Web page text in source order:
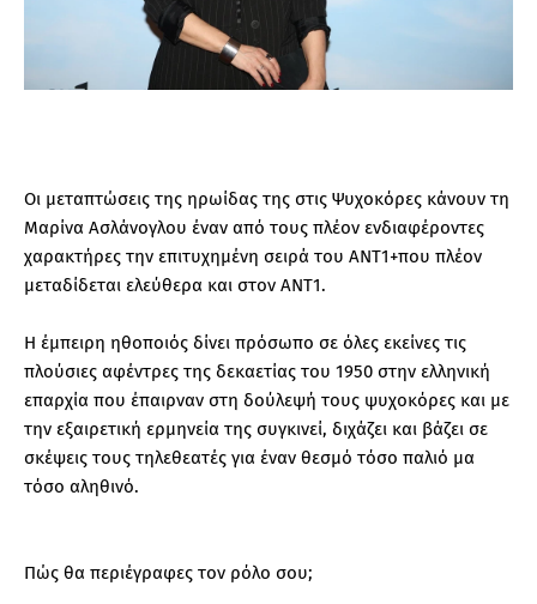
Οι μεταπτώσεις της ηρωίδας της στις Ψυχοκόρες κάνουν τη
Μαρίνα Ασλάνογλου έναν από τους πλέον ενδιαφέροντες
χαρακτήρες την επιτυχημένη σειρά του ΑΝΤ1+που πλέον
μεταδίδεται ελεύθερα και στον ΑΝΤ1.
Η έμπειρη ηθοποιός δίνει πρόσωπο σε όλες εκείνες τις
πλούσιες αφέντρες της δεκαετίας του 1950 στην ελληνική
επαρχία που έπαιρναν στη δούλεψή τους ψυχοκόρες και με
την εξαιρετική ερμηνεία της συγκινεί, διχάζει και βάζει σε
σκέψεις τους τηλεθεατές για έναν θεσμό τόσο παλιό μα
τόσο αληθινό.
Πώς θα περιέγραφες τον ρόλο σου;